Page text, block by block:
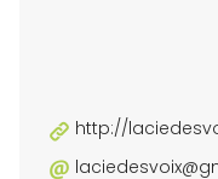
http://